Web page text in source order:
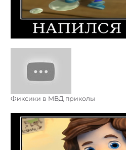
Фиксики в МВД приколы